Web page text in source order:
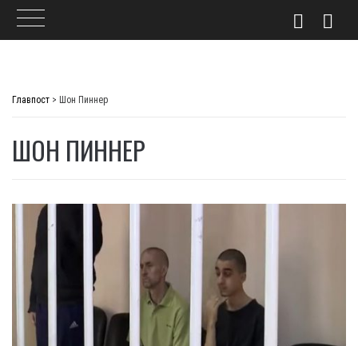
Главпост > Шон Пиннер
ШОН ПИННЕР